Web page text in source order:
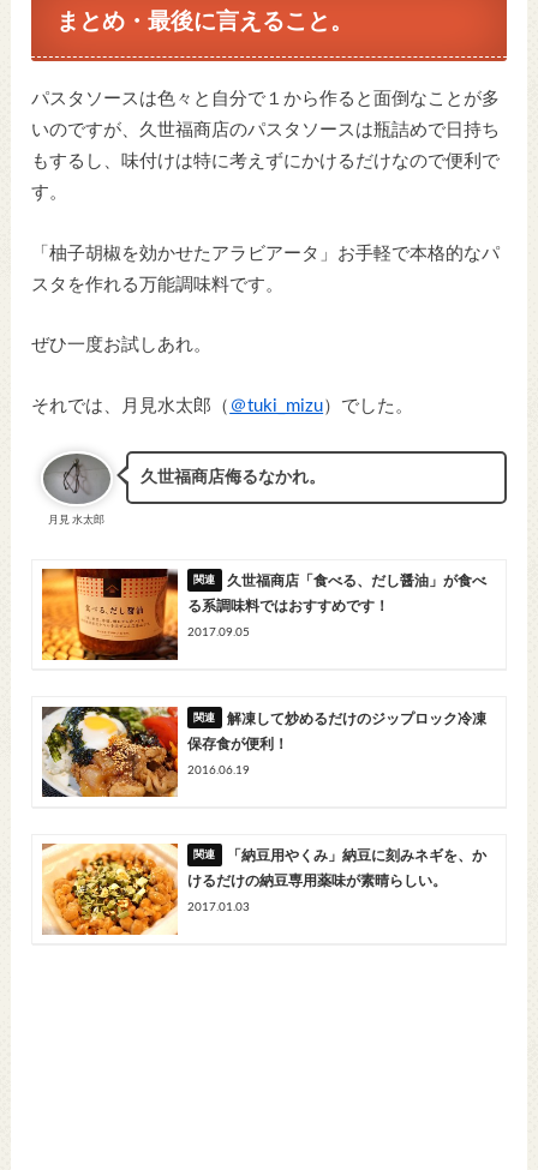
まとめ・最後に言えること。
パスタソースは色々と自分で１から作ると面倒なことが多
いのですが、久世福商店のパスタソースは瓶詰めで日持ち
もするし、味付けは特に考えずにかけるだけなので便利で
す。
「柚子胡椒を効かせたアラビアータ」お手軽で本格的なパ
スタを作れる万能調味料です。
ぜひ一度お試しあれ。
それでは、月見水太郎（ ＠tuki_mizu）でした。
月見 水太郎
久世福商店侮るなかれ。
久世福商店「食べる、だし醤油」が食べ
る系調味料ではおすすめです！
2017.09.05
解凍して炒めるだけのジップロック冷凍
保存食が便利！
2016.06.19
「納豆用やくみ」納豆に刻みネギを、か
けるだけの納豆専用薬味が素晴らしい。
2017.01.03